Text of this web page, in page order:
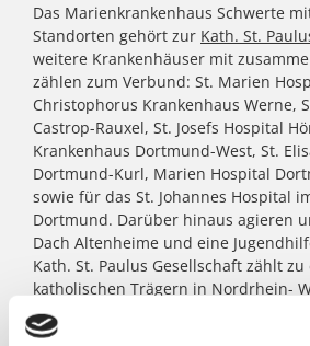
Das Marienkrankenhaus Schwerte
Standorten gehört zur Kath. St.
weitere Krankenhäuser mit
zählen zum Verbund: St. Marien
Christophorus Krankenhaus Werne,
Castrop-Rauxel, St. Josefs Hospital
Krankenhaus Dortmund-West, St.
Dortmund-Kurl, Marien Hospital
sowie für das St. Johannes Hospital
Dortmund. Darüber hinaus agieren
Dach Altenheime und eine
Kath. St. Paulus Gesellschaft zählt
katholischen Trägern in Nordrhein-
8.500 Menschen arbeiten für das
anvertrauten Patient:innen,